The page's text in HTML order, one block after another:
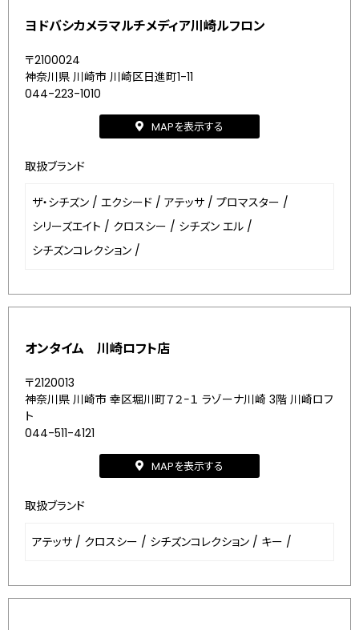
ヨドバシカメラマルチメディア川崎ルフロン
〒2100024
神奈川県 川崎市 川崎区日進町1-11
044-223-1010
MAPを表示する
取扱ブランド
ザ・シチズン / エクシード / アテッサ / プロマスター /
シリーズエイト / クロスシー / シチズン エル /
シチズンコレクション /
オンタイム 川崎ロフト店
〒2120013
神奈川県 川崎市 幸区堀川町７２−１ ラゾーナ川崎 3階 川崎ロフ
ト
044-511-4121
MAPを表示する
取扱ブランド
アテッサ / クロスシー / シチズンコレクション / キー /